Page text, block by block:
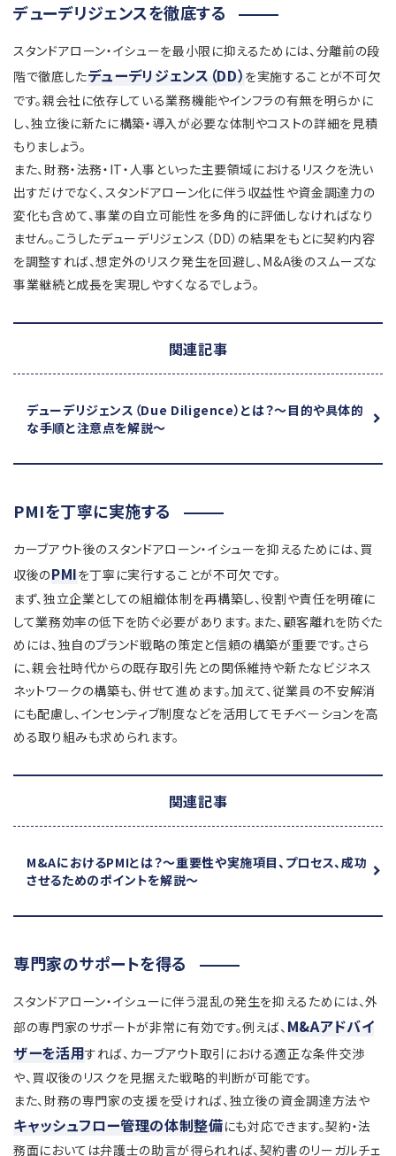
デューデリジェンスを徹底する
スタンドアローン・イシューを最小限に抑えるためには、分離前の段
階で徹底したデューデリジェンス（DD） を実施することが不可欠
です。親会社に依存している業務機能やインフラの有無を明らかに
し、独立後に新たに構築・導入が必要な体制やコストの詳細を見積
もりましょう。
また、財務・法務・IT・人事といった主要領域におけるリスクを洗い
出すだけでなく、スタンドアローン化に伴う収益性や資金調達力の
変化も含めて、事業の自立可能性を多角的に評価しなければなり
ません。こうしたデューデリジェンス（DD）の結果をもとに契約内容
を調整すれば、想定外のリスク発生を回避し、M&A後のスムーズな
事業継続と成長を実現しやすくなるでしょう。
関連記事
デューデリジェンス（Due Diligence）とは？～目的や具体的
な手順と注意点を解説～
PMIを丁寧に実施する
カーブアウト後のスタンドアローン・イシューを抑えるためには、買
収後のPMIを丁寧に実行することが不可欠です。
まず、独立企業としての組織体制を再構築し、役割や責任を明確に
して業務効率の低下を防ぐ必要があります。また、顧客離れを防ぐた
めには、独自のブランド戦略の策定と信頼の構築が重要です。さら
に、親会社時代からの既存取引先との関係維持や新たなビジネス
ネットワークの構築も、併せて進めます。加えて、従業員の不安解消
にも配慮し、インセンティブ制度などを活用してモチベーションを高
める取り組みも求められます。
関連記事
M&AにおけるPMIとは？～重要性や実施項目、プロセス、成功
させるためのポイントを解説～
専門家のサポートを得る
スタンドアローン・イシューに伴う混乱の発生を抑えるためには、外
部の専門家のサポートが非常に有効です。例えば、 M&Aアドバイ
ザーを活用すれば、カーブアウト取引における適正な条件交渉
や、買収後のリスクを見据えた戦略的判断が可能です。
また、財務の専門家の支援を受ければ、独立後の資金調達方法や
キャッシュフロー管理の体制整備にも対応できます。契約・法
務面においては弁護士の助言が得られれば、契約書のリーガルチェ